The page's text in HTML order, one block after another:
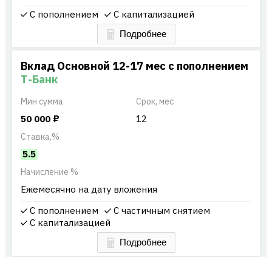
С пополнением
С капитализацией
Вклад Основной 12-17 мес с пополнением
Т-Банк
Мин сумма
50 000 ₽
Ставка,%
5.5
Срок, мес
12
Начисление %
Ежемесячно на дату вложения
С пополнением
С частичным снятием
С капитализацией